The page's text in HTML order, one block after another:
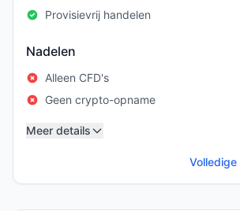
Provisievrij handelen
Nadelen
Alleen CFD's
Geen crypto-opname
Meer details